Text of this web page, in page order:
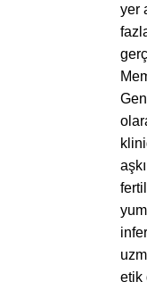
yer
etik